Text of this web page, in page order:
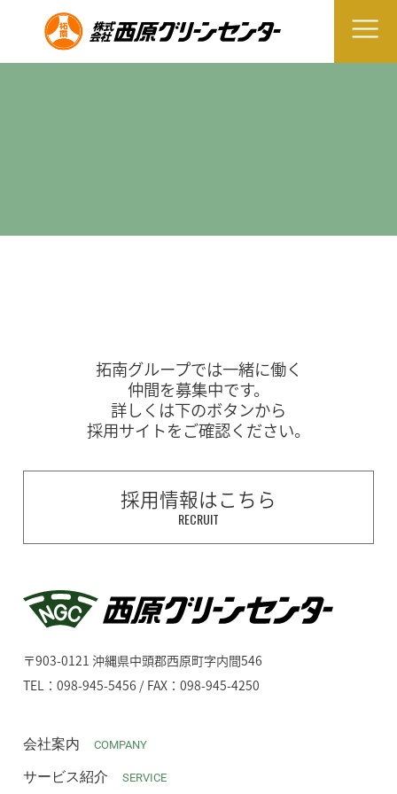
拓南グループでは一緒に働く
仲間を募集中です。
詳しくは下のボタンから
採用サイトをご確認ください。
採用情報はこちら
RECRUIT
〒903-0121 沖縄県中頭郡西原町字内間546
TEL：098-945-5456 / FAX：098-945-4250
会社案内 COMPANY
サービス紹介 SERVICE